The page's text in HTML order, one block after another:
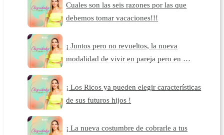
Cuales son las seis razones por las que
debemos tomar vacaciones!!!
¡ Juntos pero no revueltos, la nueva
modalidad de vivir en pareja pero en …
¡ Los Ricos ya pueden elegir características
de sus futuros hijos !
¡ La nueva costumbre de cobrarle a tus